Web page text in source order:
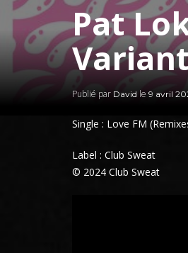
Pat
Publié par David le 9 avril
Single : Love FM
Label : Club Sweat
© 2024 Club Sweat